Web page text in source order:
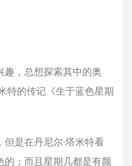
趣，总想探索其中的奥
特的传记《生于蓝色星期
是在丹尼尔·塔米特看
的；而且星期几都是有颜